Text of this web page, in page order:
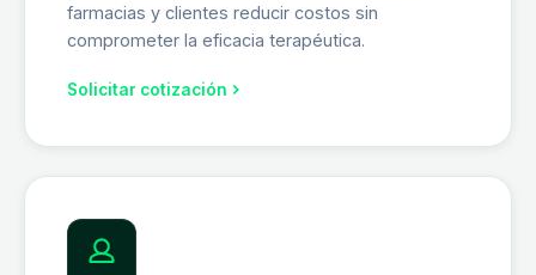
farmacias y clientes reducir costos sin
comprometer la eficacia terapéutica.
Solicitar cotización